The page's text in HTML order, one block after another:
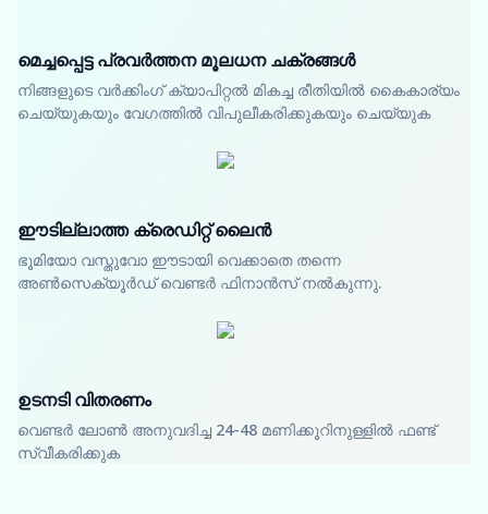
മെച്ചപ്പെട്ട പ്രവർത്തന മൂലധന ചക്രങ്ങൾ
നിങ്ങളുടെ വർക്കിംഗ് ക്യാപിറ്റൽ മികച്ച രീതിയിൽ കൈകാര്യം
ചെയ്യുകയും വേഗത്തിൽ വിപുലീകരിക്കുകയും ചെയ്യുക
ഈടില്ലാത്ത ക്രെഡിറ്റ് ലൈൻ
ഭൂമിയോ വസ്തുവോ ഈടായി വെക്കാതെ തന്നെ
അൺസെക്യൂർഡ് വെണ്ടർ ഫിനാൻസ് നൽകുന്നു.
ഉടനടി വിതരണം
വെണ്ടർ ലോൺ അനുവദിച്ച 24-48 മണിക്കൂറിനുള്ളിൽ ഫണ്ട്
സ്വീകരിക്കുക